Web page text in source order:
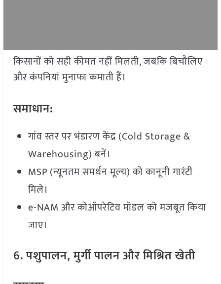
किसानों को सही कीमत नहीं मिलती, जबकि बिचौलिए
और कंपनियां मुनाफा कमाती हैं।
समाधान:
गांव स्तर पर भंडारण केंद्र (Cold Storage &
Warehousing) बनें।
MSP (न्यूनतम समर्थन मूल्य) को कानूनी गारंटी
मिले।
e-NAM और कोऑपरेटिव मॉडल को मजबूत किया
जाए।
6. पशुपालन, मुर्गी पालन और मिश्रित खेती